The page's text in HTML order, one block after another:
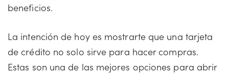
beneficios.
La intención de hoy es mostrarte que una tarjeta
de crédito no solo sirve para hacer compras.
Estas son una de las mejores opciones para abrir